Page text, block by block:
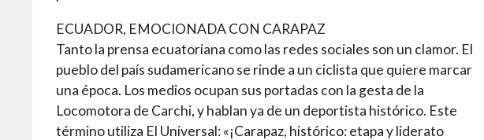
ECUADOR, EMOCIONADA CON CARAPAZ
Tanto la prensa ecuatoriana como las redes sociales son un clamor. El
pueblo del país sudamericano se rinde a un ciclista que quiere marcar
una época. Los medios ocupan sus portadas con la gesta de la
Locomotora de Carchi, y hablan ya de un deportista histórico. Este
término utiliza El Universal: «¡Carapaz, histórico: etapa y liderato